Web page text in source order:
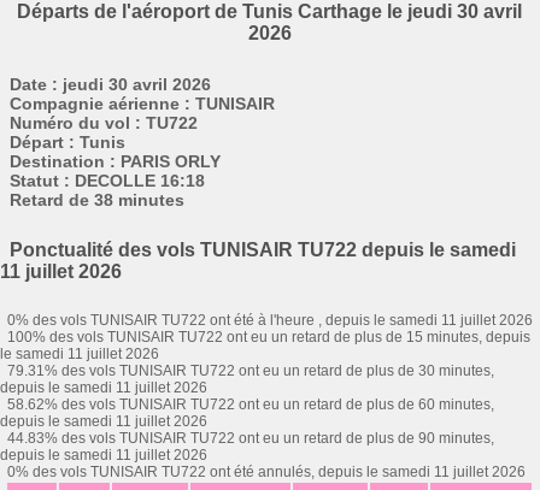
Départs de l'aéroport de Tunis Carthage le jeudi 30 avril
2026
Date : jeudi 30 avril 2026
Compagnie aérienne : TUNISAIR
Numéro du vol : TU722
Départ : Tunis
Destination : PARIS ORLY
Statut : DECOLLE 16:18
Retard de 38 minutes
Ponctualité des vols TUNISAIR TU722 depuis le samedi
11 juillet 2026
0% des vols TUNISAIR TU722 ont été à l'heure , depuis le samedi 11 juillet 2026
100% des vols TUNISAIR TU722 ont eu un retard de plus de 15 minutes, depuis
le samedi 11 juillet 2026
79.31% des vols TUNISAIR TU722 ont eu un retard de plus de 30 minutes,
depuis le samedi 11 juillet 2026
58.62% des vols TUNISAIR TU722 ont eu un retard de plus de 60 minutes,
depuis le samedi 11 juillet 2026
44.83% des vols TUNISAIR TU722 ont eu un retard de plus de 90 minutes,
depuis le samedi 11 juillet 2026
0% des vols TUNISAIR TU722 ont été annulés, depuis le samedi 11 juillet 2026